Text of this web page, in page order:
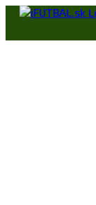
Skip
content